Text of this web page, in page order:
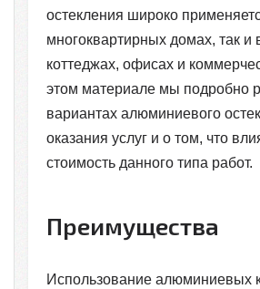
остекления широко
многоквартирных домах, так и
коттеджах, офисах и
этом материале мы подробно
вариантах алюминиевого
оказания услуг и о том, что
стоимость данного типа работ.
Преимущества
Использование алюминиевых